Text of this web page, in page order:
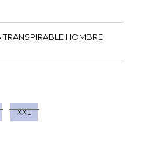
TRANSPIRABLE HOMBRE
XXL